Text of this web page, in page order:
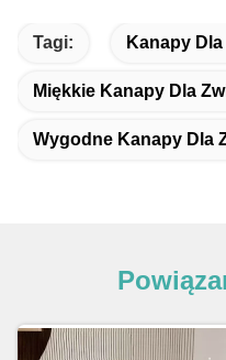
Tagi: Kanapy
Miękkie Kanapy Dla
Wygodne Kanapy Dla